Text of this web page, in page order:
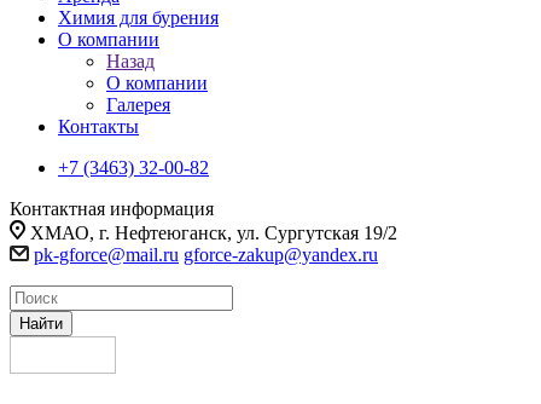
Химия для бурения
О компании
Назад
О компании
Галерея
Контакты
+7 (3463) 32-00-82
Контактная информация
ХМАО, г. Нефтеюганск, ул. Сургутская 19/2
pk-gforce@mail.ru gforce-zakup@yandex.ru
Найти